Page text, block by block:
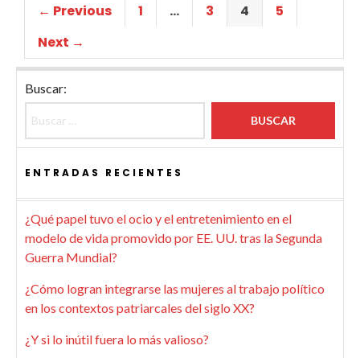
← Previous 1 … 3 4
5
Next →
Buscar:
ENTRADAS RECIENTES
¿Qué papel tuvo el ocio y el entretenimiento en el
modelo de vida promovido por EE. UU. tras la Segunda
Guerra Mundial?
¿Cómo logran integrarse las mujeres al trabajo político
en los contextos patriarcales del siglo XX?
¿Y si lo inútil fuera lo más valioso?